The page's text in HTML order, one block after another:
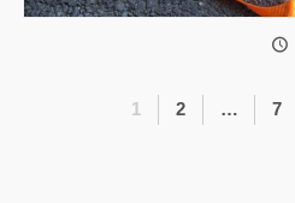
ペ
1
ペ
2 …
ペ
7